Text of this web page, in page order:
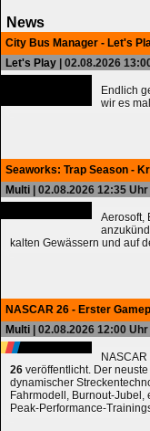
News
City Bus Manager - Let's
Let's Play | 02.08.2026
Endlich
wir es
Seaworks: Trap Season -
Multi | 02.08.2026 12:35
Aerosoft,
kalten Gewässern und auf
NASCAR 26 - Erster
Multi | 02.08.2026 12:00
26 veröffentlicht. Der
dynamischer
Fahrmodell, Burnout-
Peak-Performance-